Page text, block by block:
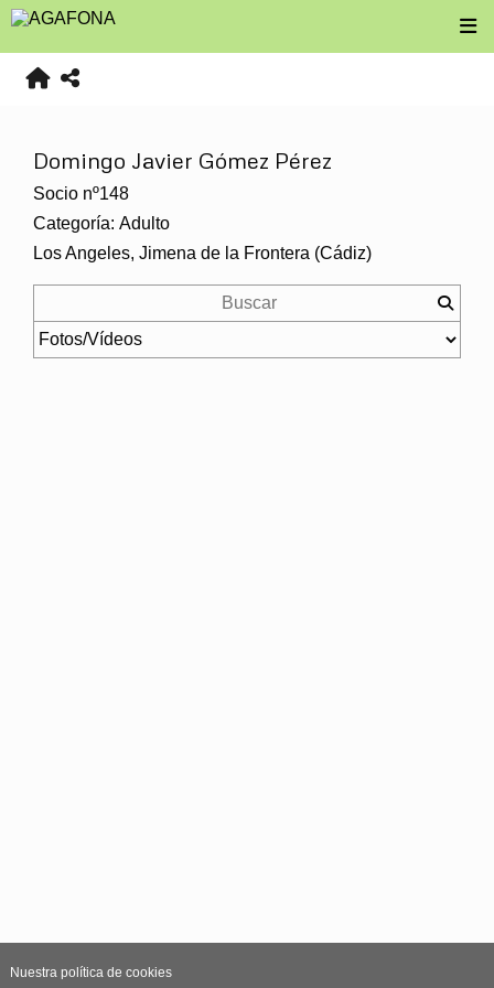
Domingo Javier Gómez Pérez
Socio nº148
Categoría: Adulto
Los Angeles, Jimena de la Frontera (Cádiz)
Nuestra política de cookies